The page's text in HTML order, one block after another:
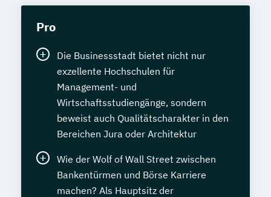
Pro
Die Businessstadt bietet nicht nur
exzellente Hochschulen für
Management- und
Wirtschaftsstudiengänge, sondern
beweist auch Qualitätscharakter in den
Bereichen Jura oder Architektur
Wie der Wolf of Wall Street zwischen
Bankentürmen und Börse Karriere
machen? Als Hauptsitz der